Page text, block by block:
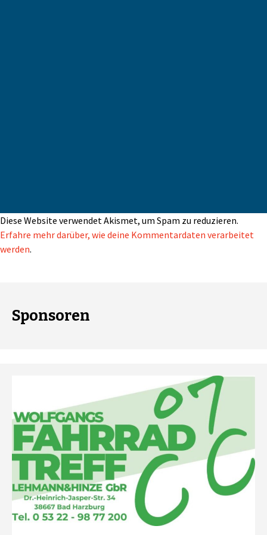
Diese Website verwendet Akismet, um Spam zu reduzieren.
Erfahre mehr darüber, wie deine Kommentardaten verarbeitet
werden.
Sponsoren